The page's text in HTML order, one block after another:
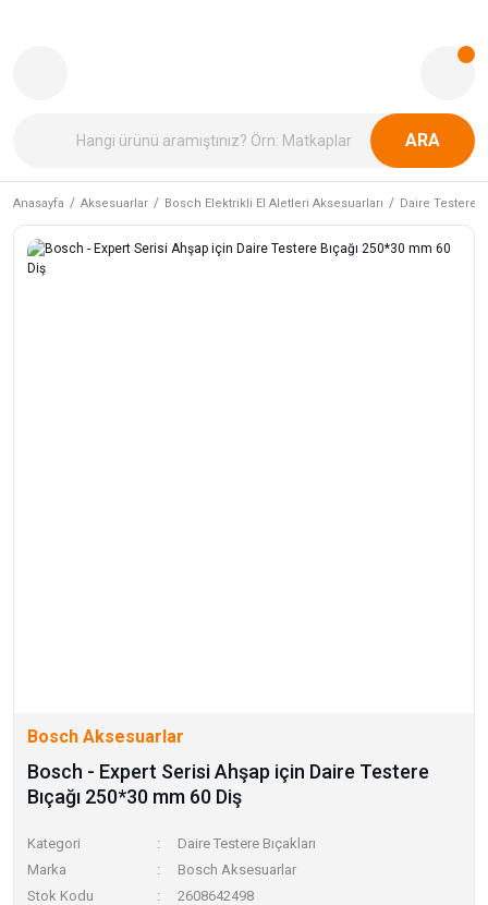
ARA
Anasayfa Aksesuarlar Bosch Elektrikli El Aletleri Aksesuarları Daire Testere
Bosch Aksesuarlar
Bosch - Expert Serisi Ahşap için Daire Testere
Bıçağı 250*30 mm 60 Diş
Kategori
Daire Testere Bıçakları
Marka
Bosch Aksesuarlar
Stok Kodu
2608642498